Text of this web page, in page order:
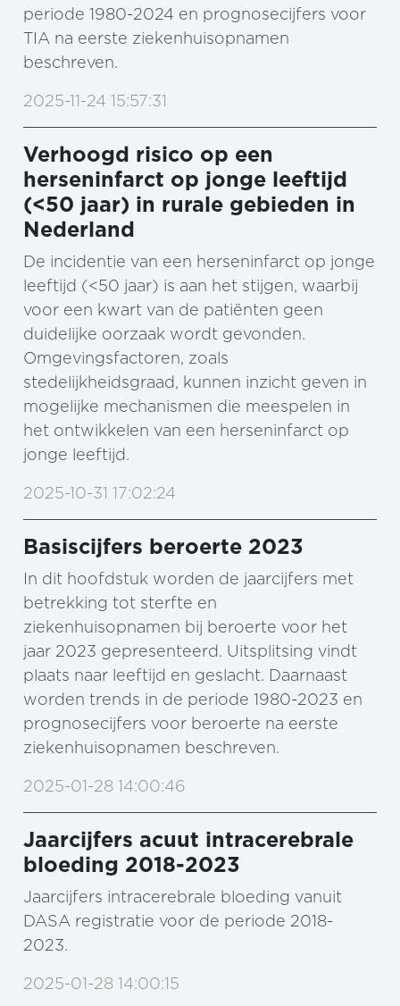
periode 1980-2024 en prognosecijfers voor
TIA na eerste ziekenhuisopnamen
beschreven.
2025-11-24 15:57:31
Verhoogd risico op een
herseninfarct op jonge leeftijd
(<50 jaar) in rurale gebieden in
Nederland
De incidentie van een herseninfarct op jonge
leeftijd (<50 jaar) is aan het stijgen, waarbij
voor een kwart van de patiënten geen
duidelijke oorzaak wordt gevonden.
Omgevingsfactoren, zoals
stedelijkheidsgraad, kunnen inzicht geven in
mogelijke mechanismen die meespelen in
het ontwikkelen van een herseninfarct op
jonge leeftijd.
2025-10-31 17:02:24
Basiscijfers beroerte 2023
In dit hoofdstuk worden de jaarcijfers met
betrekking tot sterfte en
ziekenhuisopnamen bij beroerte voor het
jaar 2023 gepresenteerd. Uitsplitsing vindt
plaats naar leeftijd en geslacht. Daarnaast
worden trends in de periode 1980-2023 en
prognosecijfers voor beroerte na eerste
ziekenhuisopnamen beschreven.
2025-01-28 14:00:46
Jaarcijfers acuut intracerebrale
bloeding 2018-2023
Jaarcijfers intracerebrale bloeding vanuit
DASA registratie voor de periode 2018-
2023.
2025-01-28 14:00:15